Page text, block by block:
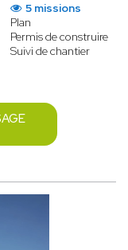
5 missions
Plan
Permis de construire
Suivi de chantier